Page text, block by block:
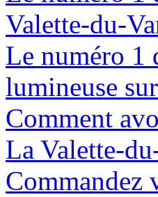
Valette-du-
Le numéro 1
lumineuse
Comment
La Valette-
Commandez